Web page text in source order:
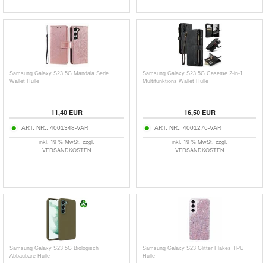
Samsung Galaxy S23 5G Mandala Serie
Wallet Hülle
11,40EUR
ART. NR.: 4001348-VAR
inkl. 19 % MwSt. zzgl.
VERSANDKOSTEN
Samsung Galaxy S23 5G Caseme 2-in-1
Multifunktions Wallet Hülle
16,50EUR
ART. NR.: 4001276-VAR
inkl. 19 % MwSt. zzgl.
VERSANDKOSTEN
Samsung Galaxy S23 5G Biologisch
Abbaubare Hülle
Samsung Galaxy S23 Glitter Flakes TPU
Hülle